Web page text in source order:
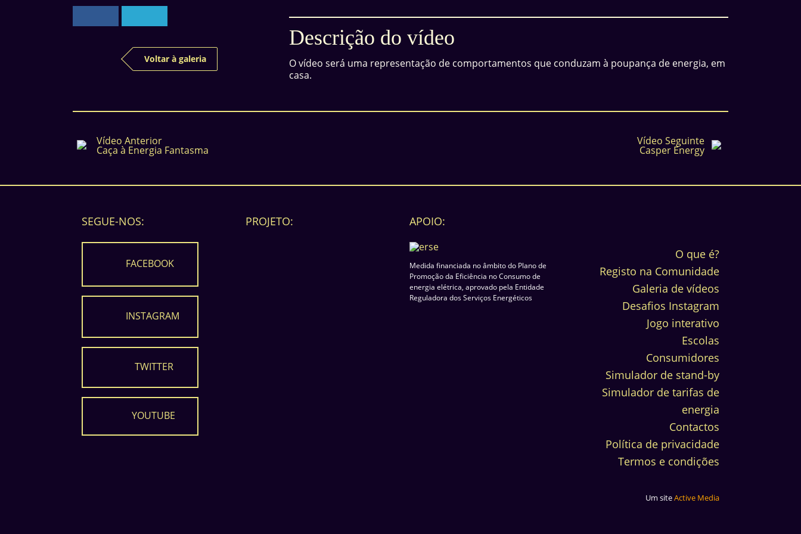
Voltar à galeria
Descrição do vídeo
O vídeo será uma representação de comportamentos que conduzam à poupança de energia, em
casa.
Vídeo Anterior
Caça à Energia Fantasma
Vídeo Seguinte
Casper Energy
SEGUE-NOS:
FACEBOOK
INSTAGRAM
TWITTER
YOUTUBE
PROJETO: APOIO:
Medida financiada no âmbito do Plano de
Promoção da Eficiência no Consumo de
energia elétrica, aprovado pela Entidade
Reguladora dos Serviços Energéticos
O que é?
Registo na Comunidade
Galeria de vídeos
Desafios Instagram
Jogo interativo
Escolas
Consumidores
Simulador de stand-by
Simulador de tarifas de
energia
Contactos
Política de privacidade
Termos e condições
Um siteActive Media